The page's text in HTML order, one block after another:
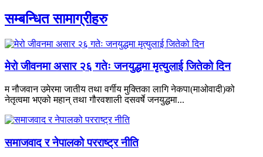
सम्बन्धित सामाग्रीहरु
मेरो जीवनमा असार २६ गतेः जनयुद्धमा मृत्युलाई जितेको दिन
म नौजवान उमेरमा जातीय तथा वर्गीय मुक्तिका लागि नेकपा(माओवादी)को
नेतृत्वमा भएको महान् तथा गौरवशाली दसवर्षे जनयुद्धमा...
समाजवाद र नेपालको परराष्ट्र नीति